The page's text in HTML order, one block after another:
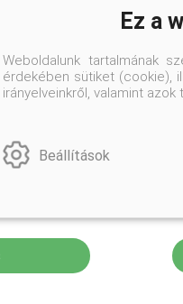
Ez a
Weboldalunk tartalmának
érdekében sütiket (cookie),
irányelveinkről, valamint
Beállítások